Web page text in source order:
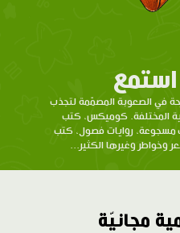
استمع
في الصعوبة المصمّمة لتجذب
المختلفة. كوميكس، كتب
روايات فصول، كتب
وخواطر وغيرها الكثير...
مجانيّة